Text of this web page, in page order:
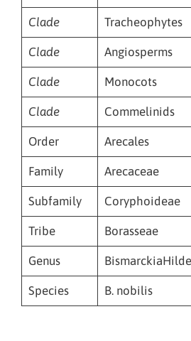
Clade Tracheophytes
Clade Angiosperms
Clade Monocots
Clade Commelinids
Order Arecales
Family Arecaceae
Subfamily Coryphoideae
Tribe Borasseae
Genus
Species B. nobilis